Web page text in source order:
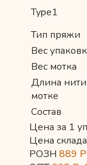
Type1
Тип пряжи
Вес
Вес мотка
Длина
мотке
Состав
Цена за 1
Цена
РОЗН 889